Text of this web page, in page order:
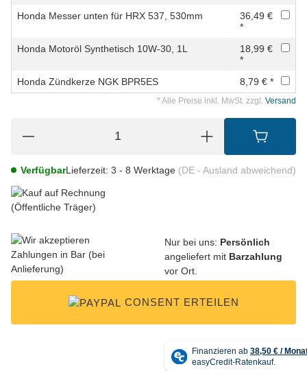
Honda Messer unten für HRX 537, 530mm
36,49 €
*
Honda Motoröl Synthetisch 10W-30, 1L
18,99 €
*
Honda Zündkerze NGK BPR5ES
8,79 € *
* Alle Preise inkl. MwSt. zzgl. Versand
VerfügbarLieferzeit: 3 - 8 Werktage (DE - Ausland abweichend)
Nur bei uns: Persönlich
angeliefert mit Barzahlung
vor Ort.
CONSENT ERTEILEN